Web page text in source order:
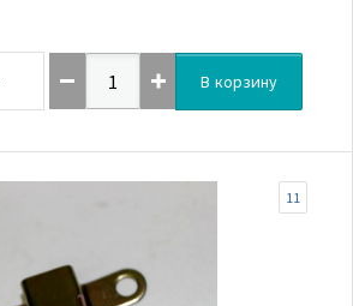
В корзину
11